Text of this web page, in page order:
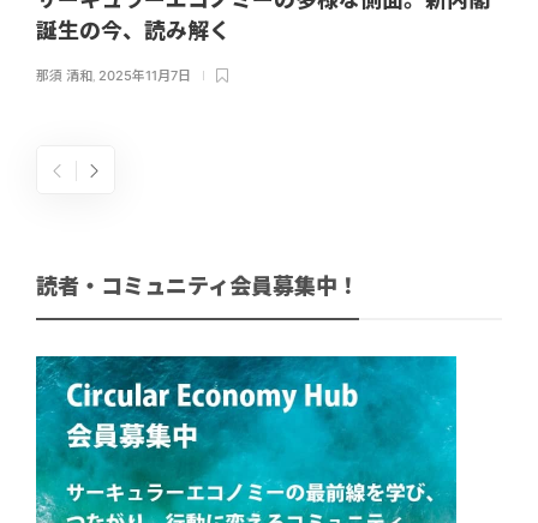
誕生の今、読み解く
那須 清和 2025年11月7日
読者・コミュニティ会員募集中！